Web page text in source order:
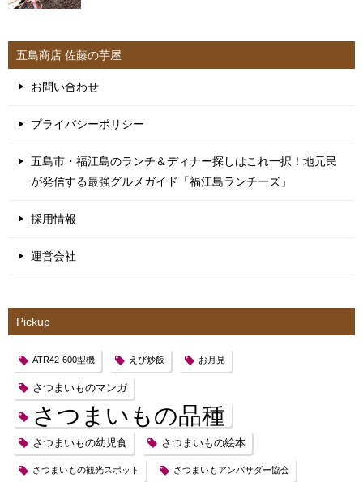
五島商店 佐藤の芋屋
お問い合わせ
プライバシーポリシー
五島市・福江島のランチ＆ディナー探しはこれ一択！地元民
が発信する最強グルメガイド「福江島ランチーズ」
採用情報
運営会社
Pickup
ATR42-600型機 えび炒飯 お月見
さつまいものマンガ
さつまいもの品種
さつまいもの幼児食 さつまいもの絵本
さつまいもの観光スポット さつまいもアンバサダー協会